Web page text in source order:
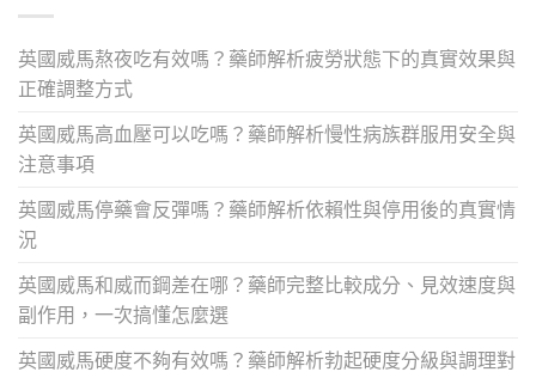
英國威馬熬夜吃有效嗎？藥師解析疲勞狀態下的真實效果與
正確調整方式
英國威馬高血壓可以吃嗎？藥師解析慢性病族群服用安全與
注意事項
英國威馬停藥會反彈嗎？藥師解析依賴性與停用後的真實情
況
英國威馬和威而鋼差在哪？藥師完整比較成分、見效速度與
副作用，一次搞懂怎麼選
英國威馬硬度不夠有效嗎？藥師解析勃起硬度分級與調理對